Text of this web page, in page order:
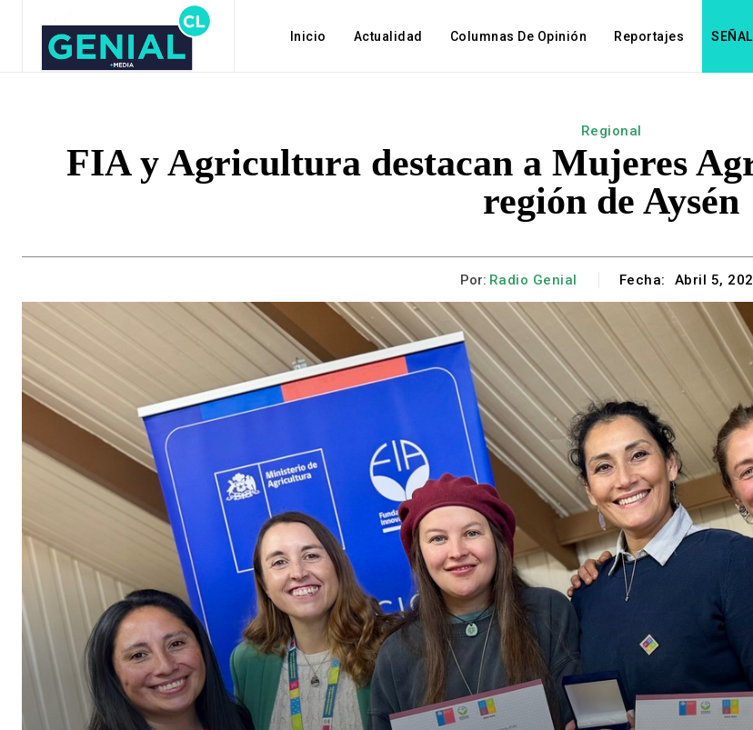
Inicio Actualidad Columnas De Opinión Reportajes
Regional
FIA y Agricultura destacan a Mujeres
región de Aysén
Por: Radio Genial Fecha: Abril 5,